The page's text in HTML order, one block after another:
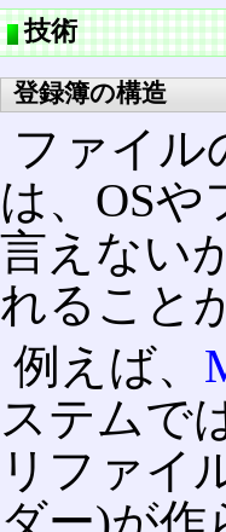
技術
登録簿の構造
ファイル
は、OS
言えない
れること
例えば、
ステムで
リファイ
ダー)が